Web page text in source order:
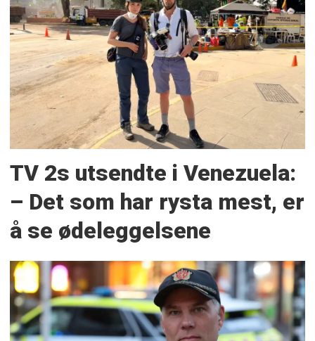
TV 2s utsendte i Venezuela:
– Det som har rysta mest, er
å se ødeleggelsene